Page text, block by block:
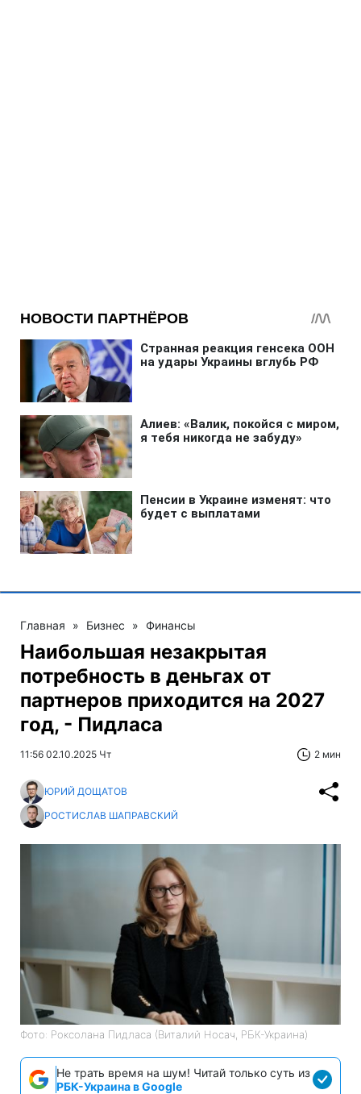
Главная » Бизнес » Финансы
Наибольшая незакрытая
потребность в деньгах от
партнеров приходится на 2027
год, - Пидласа
11:56 02.10.2025 Чт 2 мин
ЮРИЙ ДОЩАТОВ
РОСТИСЛАВ ШАПРАВСКИЙ
Фото: Роксолана Пидласа (Виталий Носач, РБК-Украина)
Не трать время на шум! Читай только суть из
РБК-Украина в Google